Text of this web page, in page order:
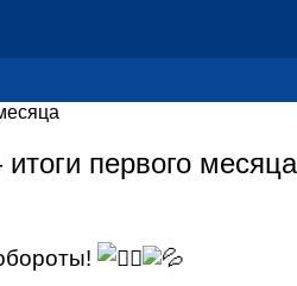
первого месяца